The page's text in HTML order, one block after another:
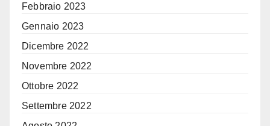
Febbraio 2023
Gennaio 2023
Dicembre 2022
Novembre 2022
Ottobre 2022
Settembre 2022